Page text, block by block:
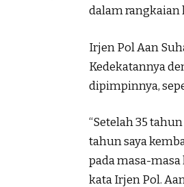
dalam rangkaian
Irjen Pol Aan
Kedekatannya
dipimpinnya,
“Setelah 35
tahun saya
pada masa-masa
kata Irjen Pol.